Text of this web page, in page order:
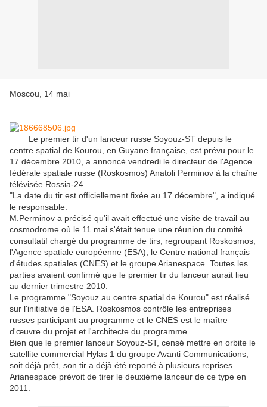
Moscou, 14 mai
Le premier tir d'un lanceur russe Soyouz-ST depuis le
centre spatial de Kourou, en Guyane française, est prévu pour le
17 décembre 2010, a annoncé vendredi le directeur de l'Agence
fédérale spatiale russe (Roskosmos) Anatoli Perminov à la chaîne
télévisée Rossia-24.
"La date du tir est officiellement fixée au 17 décembre", a indiqué
le responsable.
M.Perminov a précisé qu'il avait effectué une visite de travail au
cosmodrome où le 11 mai s'était tenue une réunion du comité
consultatif chargé du programme de tirs, regroupant Roskosmos,
l'Agence spatiale européenne (ESA), le Centre national français
d'études spatiales (CNES) et le groupe Arianespace. Toutes les
parties avaient confirmé que le premier tir du lanceur aurait lieu
au dernier trimestre 2010.
Le programme "Soyouz au centre spatial de Kourou" est réalisé
sur l'initiative de l'ESA. Roskosmos contrôle les entreprises
russes participant au programme et le CNES est le maître
d'œuvre du projet et l'architecte du programme.
Bien que le premier lanceur Soyouz-ST, censé mettre en orbite le
satellite commercial Hylas 1 du groupe Avanti Communications,
soit déjà prêt, son tir a déjà été reporté à plusieurs reprises.
Arianespace prévoit de tirer le deuxième lanceur de ce type en
2011.